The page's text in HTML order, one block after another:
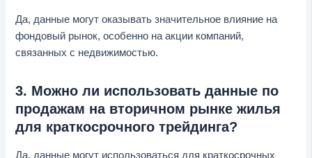
Да, данные могут оказывать значительное влияние на
фондовый рынок, особенно на акции компаний,
связанных с недвижимостью.
3. Можно ли использовать данные по
продажам на вторичном рынке жилья
для краткосрочного трейдинга?
Да, данные могут использоваться для краткосрочных